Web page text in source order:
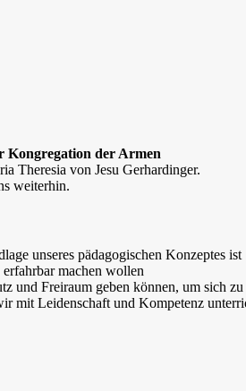
Kongregation der Armen
Theresia von Jesu Gerhardinger.
weiterhin.
unseres pädagogischen Konzeptes ist
machen wollen
und Freiraum geben können, um sich
mit Leidenschaft und Kompetenz